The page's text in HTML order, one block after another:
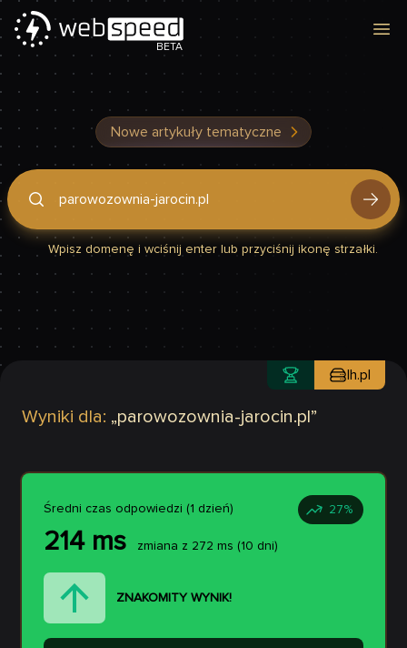
BETA
Nowe artykuły tematyczne
Podaj domenę, by sprawdzić, czy Twoja strona jest szybka
Wpisz domenę i wciśnij enter lub przyciśnij ikonę strzałki.
Wyniki dla: „parowozownia-jarocin.pl ”
lh.pl
Średni czas odpowiedzi (1 dzień) 27%
214ms zmiana z 272 ms (10 dni)
ZNAKOMITY WYNIK!